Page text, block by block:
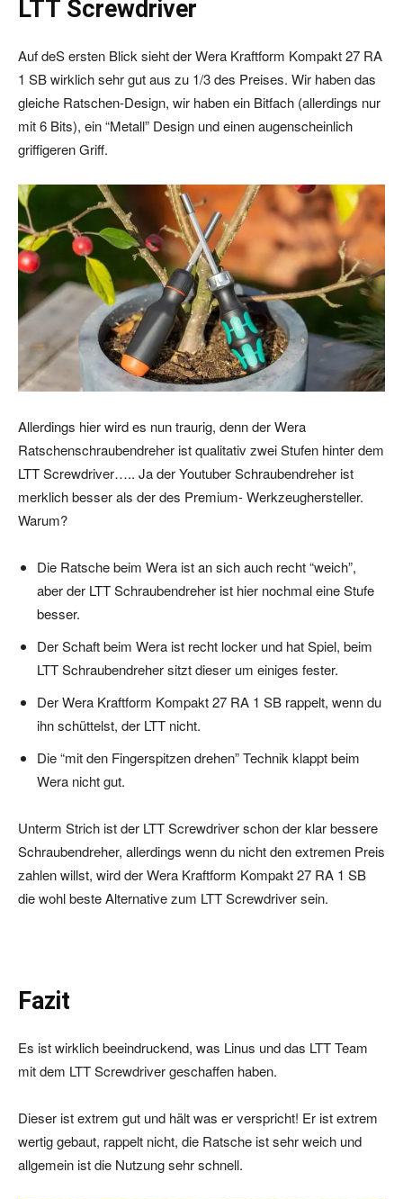
LTT Screwdriver
Auf deS ersten Blick sieht der Wera Kraftform Kompakt 27 RA
1 SB wirklich sehr gut aus zu 1/3 des Preises. Wir haben das
gleiche Ratschen-Design, wir haben ein Bitfach (allerdings nur
mit 6 Bits), ein “Metall” Design und einen augenscheinlich
griffigeren Griff.
Allerdings hier wird es nun traurig, denn der Wera
Ratschenschraubendreher ist qualitativ zwei Stufen hinter dem
LTT Screwdriver….. Ja der Youtuber Schraubendreher ist
merklich besser als der des Premium- Werkzeughersteller.
Warum?
Die Ratsche beim Wera ist an sich auch recht “weich”,
aber der LTT Schraubendreher ist hier nochmal eine Stufe
besser.
Der Schaft beim Wera ist recht locker und hat Spiel, beim
LTT Schraubendreher sitzt dieser um einiges fester.
Der Wera Kraftform Kompakt 27 RA 1 SB rappelt, wenn du
ihn schüttelst, der LTT nicht.
Die “mit den Fingerspitzen drehen” Technik klappt beim
Wera nicht gut.
Unterm Strich ist der LTT Screwdriver schon der klar bessere
Schraubendreher, allerdings wenn du nicht den extremen Preis
zahlen willst, wird der Wera Kraftform Kompakt 27 RA 1 SB
die wohl beste Alternative zum LTT Screwdriver sein.
Fazit
Es ist wirklich beeindruckend, was Linus und das LTT Team
mit dem LTT Screwdriver geschaffen haben.
Dieser ist extrem gut und hält was er verspricht! Er ist extrem
wertig gebaut, rappelt nicht, die Ratsche ist sehr weich und
allgemein ist die Nutzung sehr schnell.